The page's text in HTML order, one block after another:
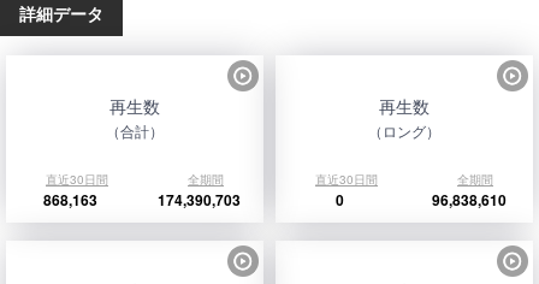
詳細データ
再生数
（合計）
直近30日間 全期間
868,163 174,390,703
再生数
（ロング）
直近30日間 全期間
0 96,838,610